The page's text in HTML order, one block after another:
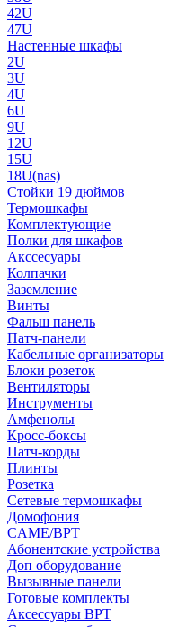
42U
47U
Настенные шкафы
2U
3U
4U
6U
9U
12U
15U
18U(nas)
Стойки 19 дюймов
Термошкафы
Комплектующие
Полки для шкафов
Акссесуары
Колпачки
Заземление
Винты
Фальш панель
Патч-панели
Кабельные организаторы
Блоки розеток
Вентиляторы
Инструменты
Амфенолы
Кросс-боксы
Патч-корды
Плинты
Розетка
Сетевые термошкафы
Домофония
CAME/BPT
Абонентские устройства
Доп оборудование
Вызывные панели
Готовые комплекты
Аксессуары BPT